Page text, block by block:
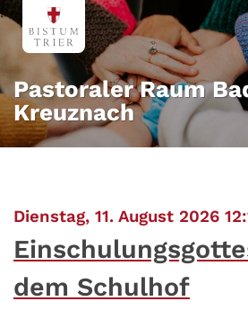
Zum Inhalt springen
Pastoraler Raum
Kreuznach
Dienstag, 11. August 2026
dem Schulhof